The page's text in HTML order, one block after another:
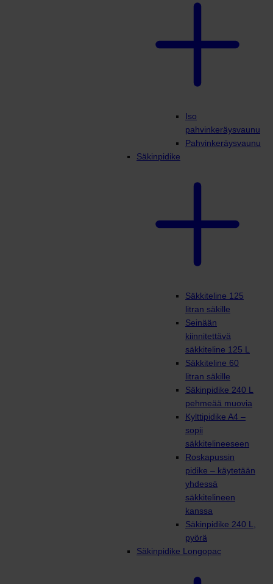
Iso
pahvinkeräysvaunu
Pahvinkeräysvaunu
Säkinpidike
Säkkiteline 125
litran säkille
Seinään
kiinnitettävä
säkkiteline 125 L
Säkkiteline 60
litran säkille
Säkinpidike 240 L
pehmeää muovia
Kylttipidike A4 –
sopii
säkkitelineeseen
Roskapussin
pidike – käytetään
yhdessä
säkkitelineen
kanssa
Säkinpidike 240 L,
pyörä
Säkinpidike Longopac